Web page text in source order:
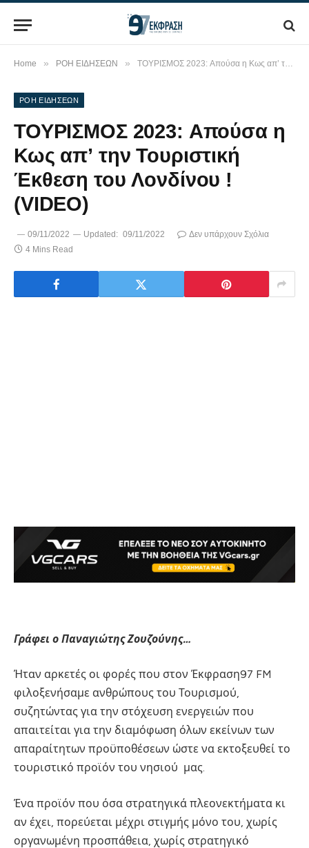
Home » ΡΟΗ ΕΙΔΗΣΕΩΝ » ΤΟΥΡΙΣΜΟΣ 2023: Aπούσα η Κως απ’ την Τουριστική Έκθεση του Λονδίνου ! (VIDEO)
ΡΟΗ ΕΙΔΗΣΕΩΝ
ΤΟΥΡΙΣΜΟΣ 2023: Aπούσα η
Κως απ’ την Τουριστική
Έκθεση του Λονδίνου !
(VIDEO)
09/11/2022 Updated: 09/11/2022
Δεν υπάρχουν Σχόλια
4 Mins Read
Γράφει ο Παναγιώτης Ζουζούνης…
Ήταν αρκετές οι φορές που στον Έκφραση97 FM
φιλοξενήσαμε ανθρώπους του Τουρισμού,
συζητώντας για την στόχευση ενεργειών που
απαιτείται για την διαμόφωση όλων εκείνων των
απαραίτητων προϋποθέσεων ώστε να εκτοξευθεί το
τουριστικό προϊόν του νησιού μας.
Ένα προϊόν που όσα στρατηγικά πλεονεκτήματα κι
αν έχει, πορεύεται μέχρι στιγμής μόνο του, χωρίς
οργανωμένη προσπάθεια, χωρίς στρατηγικό